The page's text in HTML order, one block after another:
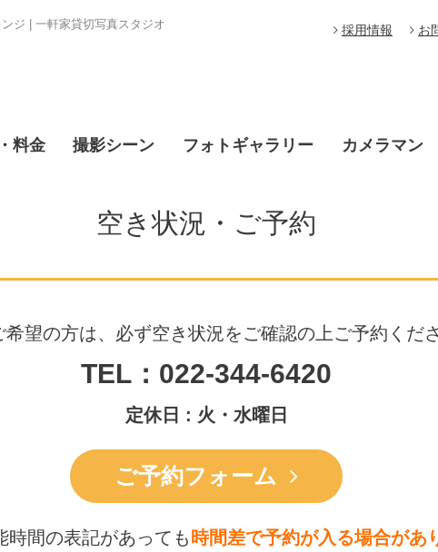
ジ | 一軒家貸切写真スタジオ 採用情報 お
料金 撮影シーン フォトギャラリー カメラマン
空き状況・ご予約
希望の方は、必ず空き状況をご確認の上ご予約くださ
TEL：022-344-6420
定休日 : 火・水曜日
ご予約フォーム
間の表記があっても 時間差で予約が入る場合があ